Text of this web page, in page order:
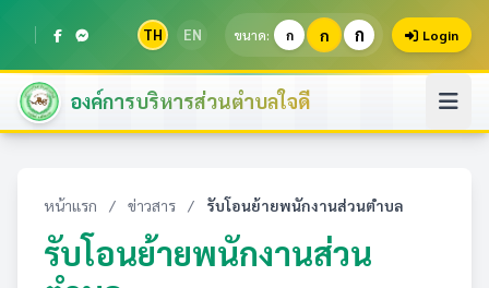
TH EN ขนาด: ก ก ก Login
องค์การบริหารส่วนตำบลใจดี
หน้าแรก / ข่าวสาร / รับโอนย้ายพนักงานส่วนตำบล
รับโอนย้ายพนักงานส่วน